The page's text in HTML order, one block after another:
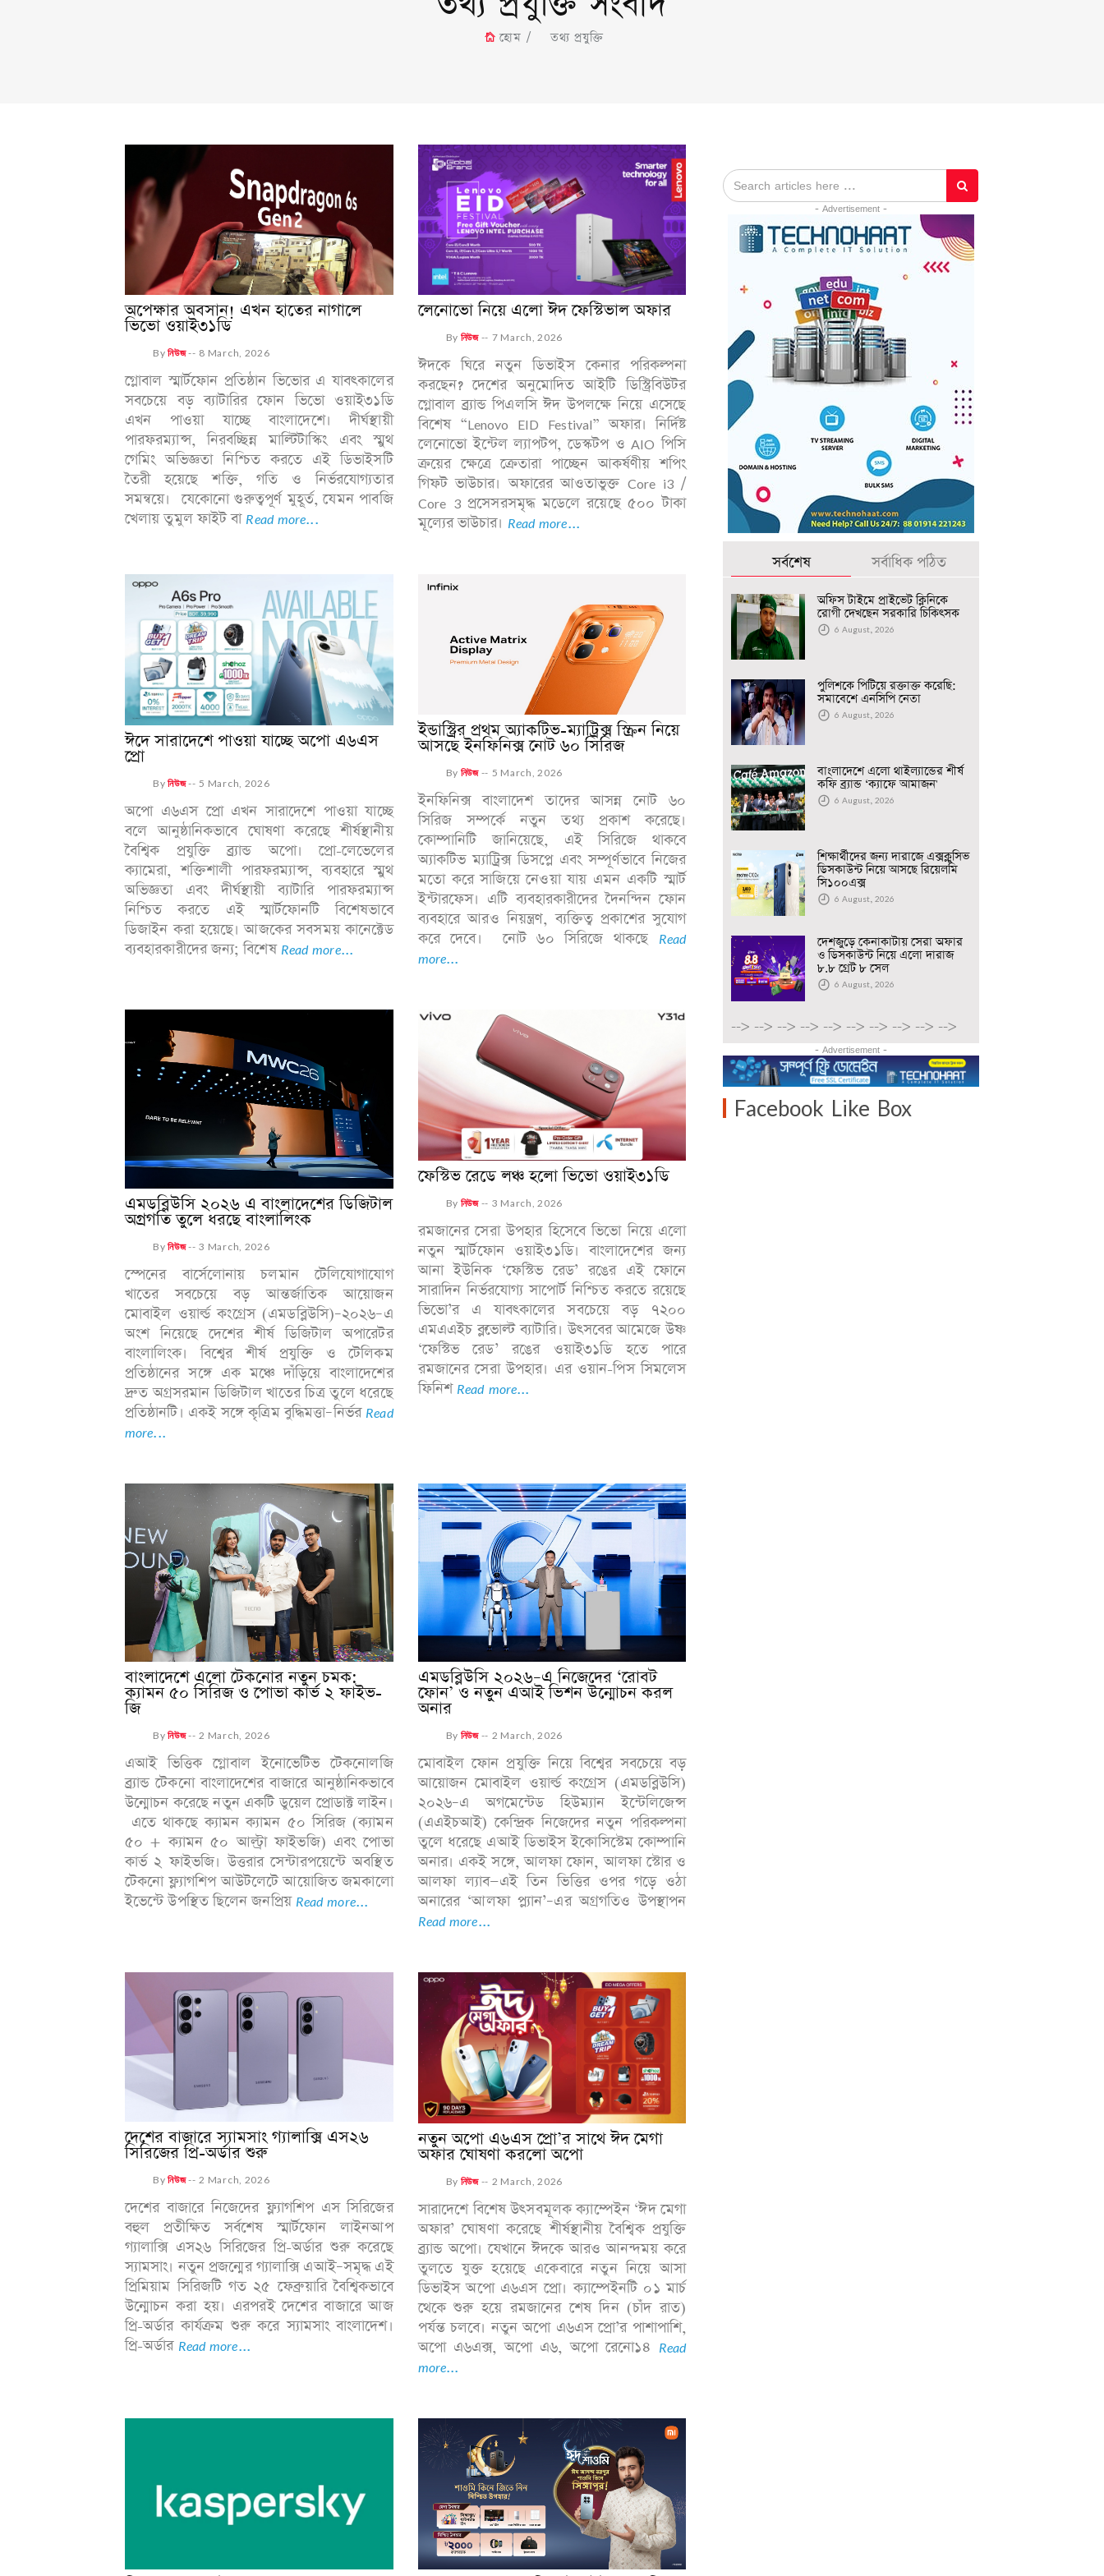
হোম তথ্য প্রযুক্তি
অপেক্ষার অবসান! এখন হাতের নাগালে
ভিভো ওয়াই৩১ডি
Byনিউজ-- 8 March, 2026
গ্লোবাল স্মার্টফোন প্রতিষ্ঠান ভিভোর এ যাবৎকালের
সবচেয়ে বড় ব্যাটারির ফোন ভিভো ওয়াই৩১ডি
এখন পাওয়া যাচ্ছে বাংলাদেশে। দীর্ঘস্থায়ী
পারফরম্যান্স, নিরবচ্ছিন্ন মাল্টিটাস্কিং এবং স্মুথ
গেমিং অভিজ্ঞতা নিশ্চিত করতে এই ডিভাইসটি
তৈরী হয়েছে শক্তি, গতি ও নির্ভরযোগ্যতার
সমন্বয়ে। যেকোনো গুরুত্বপূর্ণ মুহূর্ত, যেমন পাবজি
খেলায় তুমুল ফাইট বা Read more...
লেনোভো নিয়ে এলো ঈদ ফেস্টিভাল অফার
By নিউজ-- 7 March, 2026
ঈদকে ঘিরে নতুন ডিভাইস কেনার পরিকল্পনা
করছেন? দেশের অনুমোদিত আইটি ডিস্ট্রিবিউটর
গ্লোবাল ব্র্যান্ড পিএলসি ঈদ উপলক্ষে নিয়ে এসেছে
বিশেষ “Lenovo EID Festival” অফার। নির্দিষ্ট
লেনোভো ইন্টেল ল্যাপটপ, ডেস্কটপ ও AIO পিসি
ক্রয়ের ক্ষেত্রে ক্রেতারা পাচ্ছেন আকর্ষণীয় শপিং
গিফট ভাউচার। অফারের আওতাভুক্ত Core i3 /
Core 3 প্রসেসরসমৃদ্ধ মডেলে রয়েছে ৫০০ টাকা
মূল্যের ভাউচার। Read more...
ঈদে সারাদেশে পাওয়া যাচ্ছে অপো এ৬এস
প্রো
Byনিউজ-- 5 March, 2026
অপো এ৬এস প্রো এখন সারাদেশে পাওয়া যাচ্ছে
বলে আনুষ্ঠানিকভাবে ঘোষণা করেছে শীর্ষস্থানীয়
বৈশ্বিক প্রযুক্তি ব্র্যান্ড অপো। প্রো-লেভেলের
ক্যামেরা, শক্তিশালী পারফরম্যান্স, ব্যবহারে স্মুথ
অভিজ্ঞতা এবং দীর্ঘস্থায়ী ব্যাটারি পারফরম্যান্স
নিশ্চিত করতে এই স্মার্টফোনটি বিশেষভাবে
ডিজাইন করা হয়েছে। আজকের সবসময় কানেক্টেড
ব্যবহারকারীদের জন্য; বিশেষ Read more...
ইন্ডাস্ট্রির প্রথম অ্যাকটিভ-ম্যাট্রিক্স স্ক্রিন নিয়ে
আসছে ইনফিনিক্স নোট ৬০ সিরিজ
By নিউজ-- 5 March, 2026
ইনফিনিক্স বাংলাদেশ তাদের আসন্ন নোট ৬০
সিরিজ সম্পর্কে নতুন তথ্য প্রকাশ করেছে।
কোম্পানিটি জানিয়েছে, এই সিরিজে থাকবে
অ্যাকটিভ ম্যাট্রিক্স ডিসপ্লে এবং সম্পূর্ণভাবে নিজের
মতো করে সাজিয়ে নেওয়া যায় এমন একটি স্মার্ট
ইন্টারফেস। এটি ব্যবহারকারীদের দৈনন্দিন ফোন
ব্যবহারে আরও নিয়ন্ত্রণ, ব্যক্তিত্ব প্রকাশের সুযোগ
করে দেবে। নোট ৬০ সিরিজে থাকছে Read
more...
এমডব্লিউসি ২০২৬ এ বাংলাদেশের ডিজিটাল
অগ্রগতি তুলে ধরছে বাংলালিংক
Byনিউজ-- 3 March, 2026
স্পেনের বার্সেলোনায় চলমান টেলিযোগাযোগ
খাতের সবচেয়ে বড় আন্তর্জাতিক আয়োজন
মোবাইল ওয়ার্ল্ড কংগ্রেস (এমডব্লিউসি)–২০২৬–এ
অংশ নিয়েছে দেশের শীর্ষ ডিজিটাল অপারেটর
বাংলালিংক। বিশ্বের শীর্ষ প্রযুক্তি ও টেলিকম
প্রতিষ্ঠানের সঙ্গে এক মঞ্চে দাঁড়িয়ে বাংলাদেশের
দ্রুত অগ্রসরমান ডিজিটাল খাতের চিত্র তুলে ধরেছে
প্রতিষ্ঠানটি। একই সঙ্গে কৃত্রিম বুদ্ধিমত্তা–নির্ভর Read
more...
ফেস্টিভ রেডে লঞ্চ হলো ভিভো ওয়াই৩১ডি
By নিউজ-- 3 March, 2026
রমজানের সেরা উপহার হিসেবে ভিভো নিয়ে এলো
নতুন স্মার্টফোন ওয়াই৩১ডি। বাংলাদেশের জন্য
আনা ইউনিক ‘ফেস্টিভ রেড’ রঙের এই ফোনে
সারাদিন নির্ভরযোগ্য সাপোর্ট নিশ্চিত করতে রয়েছে
ভিভো’র এ যাবৎকালের সবচেয়ে বড় ৭২০০
এমএএইচ ব্লুভোল্ট ব্যাটারি। উৎসবের আমেজে উষ্ণ
‘ফেস্টিভ রেড’ রঙের ওয়াই৩১ডি হতে পারে
রমজানের সেরা উপহার। এর ওয়ান-পিস সিমলেস
ফিনিশ Read more...
বাংলাদেশে এলো টেকনোর নতুন চমক:
ক্যামন ৫০ সিরিজ ও পোভা কার্ভ ২ ফাইভ-
জি
Byনিউজ-- 2 March, 2026
এআই ভিত্তিক গ্লোবাল ইনোভেটিভ টেকনোলজি
ব্র্যান্ড টেকনো বাংলাদেশের বাজারে আনুষ্ঠানিকভাবে
উন্মোচন করেছে নতুন একটি ডুয়েল প্রোডাক্ট লাইন।
এতে থাকছে ক্যামন ক্যামন ৫০ সিরিজ (ক্যামন
৫০ + ক্যামন ৫০ আল্ট্রা ফাইভজি) এবং পোভা
কার্ভ ২ ফাইভজি। উত্তরার সেন্টারপয়েন্টে অবস্থিত
টেকনো ফ্ল্যাগশিপ আউটলেটে আয়োজিত জমকালো
ইভেন্টে উপস্থিত ছিলেন জনপ্রিয় Read more...
এমডব্লিউসি ২০২৬–এ নিজেদের ‘রোবট
ফোন’ ও নতুন এআই ভিশন উন্মোচন করল
অনার
By নিউজ-- 2 March, 2026
মোবাইল ফোন প্রযুক্তি নিয়ে বিশ্বের সবচেয়ে বড়
আয়োজন মোবাইল ওয়ার্ল্ড কংগ্রেস (এমডব্লিউসি)
২০২৬–এ অগমেন্টেড হিউম্যান ইন্টেলিজেন্স
(এএইচআই) কেন্দ্রিক নিজেদের নতুন পরিকল্পনা
তুলে ধরেছে এআই ডিভাইস ইকোসিস্টেম কোম্পানি
অনার। একই সঙ্গে, আলফা ফোন, আলফা স্টোর ও
আলফা ল্যাব—এই তিন ভিত্তির ওপর গড়ে ওঠা
অনারের ‘আলফা প্ল্যান’–এর অগ্রগতিও উপস্থাপন
Read more...
দেশের বাজারে স্যামসাং গ্যালাক্সি এস২৬
সিরিজের প্রি-অর্ডার শুরু
Byনিউজ-- 2 March, 2026
দেশের বাজারে নিজেদের ফ্ল্যাগশিপ এস সিরিজের
বহুল প্রতীক্ষিত সর্বশেষ স্মার্টফোন লাইনআপ
গ্যালাক্সি এস২৬ সিরিজের প্রি-অর্ডার শুরু করেছে
স্যামসাং। নতুন প্রজন্মের গ্যালাক্সি এআই–সমৃদ্ধ এই
প্রিমিয়াম সিরিজটি গত ২৫ ফেব্রুয়ারি বৈশ্বিকভাবে
উন্মোচন করা হয়। এরপরই দেশের বাজারে আজ
প্রি-অর্ডার কার্যক্রম শুরু করে স্যামসাং বাংলাদেশ।
প্রি-অর্ডার Read more...
নতুন অপো এ৬এস প্রো’র সাথে ঈদ মেগা
অফার ঘোষণা করলো অপো
By নিউজ-- 2 March, 2026
সারাদেশে বিশেষ উৎসবমূলক ক্যাম্পেইন ‘ঈদ মেগা
অফার’ ঘোষণা করেছে শীর্ষস্থানীয় বৈশ্বিক প্রযুক্তি
ব্র্যান্ড অপো। যেখানে ঈদকে আরও আনন্দময় করে
তুলতে যুক্ত হয়েছে একেবারে নতুন নিয়ে আসা
ডিভাইস অপো এ৬এস প্রো। ক্যাম্পেইনটি ০১ মার্চ
থেকে শুরু হয়ে রমজানের শেষ দিন (চাঁদ রাত)
পর্যন্ত চলবে। নতুন অপো এ৬এস প্রো’র পাশাপাশি,
অপো এ৬এক্স, অপো এ৬, অপো রেনো১৪ Read
more...
- Advertisement -
সর্বশেষ সর্বাধিক পঠিত
অফিস টাইমে প্রাইভেট ক্লিনিকে
রোগী দেখছেন সরকারি চিকিৎসক
6 August, 2026
পুলিশকে পিটিয়ে রক্তাক্ত করেছি:
সমাবেশে এনসিপি নেতা
6 August, 2026
বাংলাদেশে এলো থাইল্যান্ডের শীর্ষ
কফি ব্র্যান্ড ‘ক্যাফে আমাজন'
6 August, 2026
শিক্ষার্থীদের জন্য দারাজে এক্সক্লুসিভ
ডিসকাউন্ট নিয়ে আসছে রিয়েলমি
সি১০০এক্স
6 August, 2026
দেশজুড়ে কেনাকাটায় সেরা অফার
ও ডিসকাউন্ট নিয়ে এলো দারাজ
৮.৮ গ্রেট ৮ সেল
6 August, 2026
--> --> --> --> --> --> --> --> --> -->
- Advertisement -
Facebook Like Box